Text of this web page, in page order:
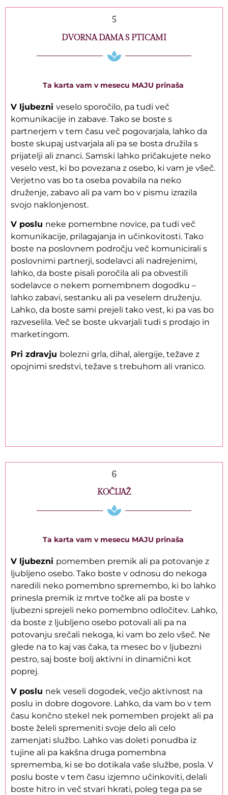
5
DVORNA DAMA S PTICAMI
Ta karta vam v mesecu MAJU prinaša
V ljubezni veselo sporočilo, pa tudi več
komunikacije in zabave. Tako se boste s
partnerjem v tem času več pogovarjala, lahko da
boste skupaj ustvarjala ali pa se bosta družila s
prijatelji ali znanci. Samski lahko pričakujete neko
veselo vest, ki bo povezana z osebo, ki vam je všeč.
Verjetno vas bo ta oseba povabila na neko
druženje, zabavo ali pa vam bo v pismu izrazila
svojo naklonjenost.
V poslu neke pomembne novice, pa tudi več
komunikacije, prilagajanja in učinkovitosti. Tako
boste na poslovnem področju več komunicirali s
poslovnimi partnerji, sodelavci ali nadrejenimi,
lahko, da boste pisali poročila ali pa obvestili
sodelavce o nekem pomembnem dogodku –
lahko zabavi, sestanku ali pa veselem druženju.
Lahko, da boste sami prejeli tako vest, ki pa vas bo
razveselila. Več se boste ukvarjali tudi s prodajo in
marketingom.
Pri zdravju bolezni grla, dihal, alergije, težave z
opojnimi sredstvi, težave s trebuhom ali vranico.
6
KOČIJAŽ
Ta karta vam v mesecu MAJU prinaša
V ljubezni pomemben premik ali pa potovanje z
ljubljeno osebo. Tako boste v odnosu do nekoga
naredili neko pomembno spremembo, ki bo lahko
prinesla premik iz mrtve točke ali pa boste v
ljubezni sprejeli neko pomembno odločitev. Lahko,
da boste z ljubljeno osebo potovali ali pa na
potovanju srečali nekoga, ki vam bo zelo všeč. Ne
glede na to kaj vas čaka, ta mesec bo v ljubezni
pestro, saj boste bolj aktivni in dinamični kot
poprej.
V poslu nek veseli dogodek, večjo aktivnost na
poslu in dobre dogovore. Lahko, da vam bo v tem
času končno stekel nek pomemben projekt ali pa
boste želeli spremeniti svoje delo ali celo
zamenjati službo. Lahko vas doleti ponudba iz
tujine ali pa kakšna druga pomembna
sprememba, ki se bo dotikala vaše službe, posla. V
poslu boste v tem času izjemno učinkoviti, delali
boste hitro in več stvari hkrati, poleg tega pa se